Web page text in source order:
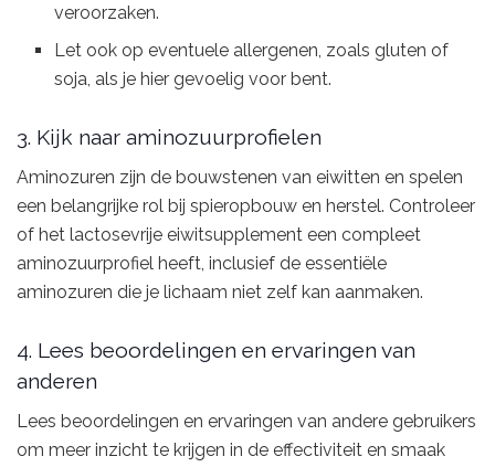
veroorzaken.
Let ook op eventuele allergenen, zoals gluten of
soja, als je hier gevoelig voor bent.
3. Kijk naar aminozuurprofielen
Aminozuren zijn de bouwstenen van eiwitten en spelen
een belangrijke rol bij spieropbouw en herstel. Controleer
of het lactosevrije eiwitsupplement een compleet
aminozuurprofiel heeft, inclusief de essentiële
aminozuren die je lichaam niet zelf kan aanmaken.
4. Lees beoordelingen en ervaringen van
anderen
Lees beoordelingen en ervaringen van andere gebruikers
om meer inzicht te krijgen in de effectiviteit en smaak